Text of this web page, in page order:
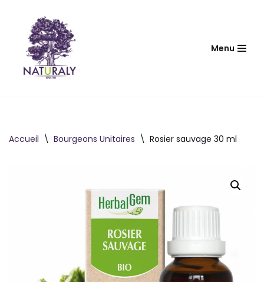
contenu
Menu
Accueil \ Bourgeons Unitaires \ Rosier sauvage 30 ml